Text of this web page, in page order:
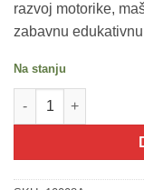
razvoj motorike,
zabavnu
Na stanju
200220 Set mekane